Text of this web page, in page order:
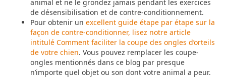
animal et ne le grondez jamais pendant les exercices
de désensibilisation et de contre-conditionnement.
Pour obtenir un excellent guide étape par étape sur la
façon de contre-conditionner, lisez notre article
intitulé Comment faciliter la coupe des ongles d’orteils
de votre chien. Vous pouvez remplacer les coupe-
ongles mentionnés dans ce blog par presque
n’importe quel objet ou son dont votre animal a peur.